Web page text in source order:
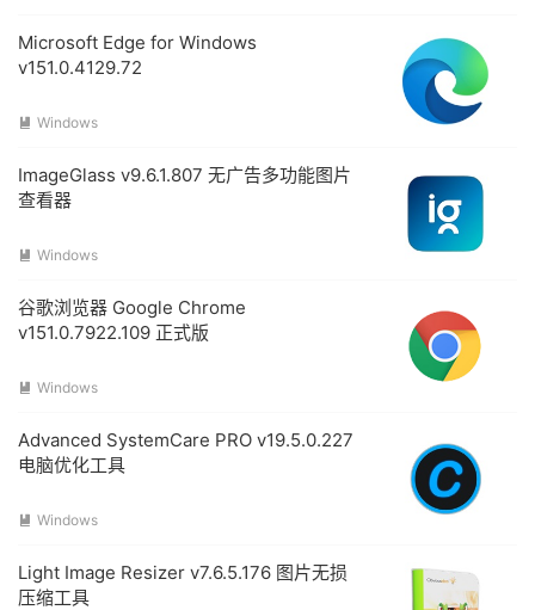
Microsoft Edge for Windows
v151.0.4129.72
 Windows
ImageGlass v9.6.1.807 无广告多功能图片
查看器
 Windows
谷歌浏览器 Google Chrome
v151.0.7922.109 正式版
 Windows
Advanced SystemCare PRO v19.5.0.227
电脑优化工具
 Windows
Light Image Resizer v7.6.5.176 图片无损
压缩工具